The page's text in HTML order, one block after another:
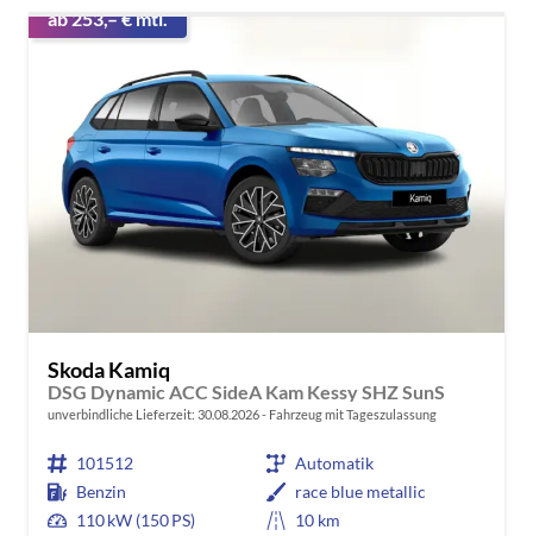
ab 253,– € mtl.
Skoda Kamiq
DSG Dynamic ACC SideA Kam Kessy SHZ SunS
unverbindliche Lieferzeit: 30.08.2026 Fahrzeug mit Tageszulassung
101512
Automatik
Benzin
race blue metallic
110 kW (150 PS)
10 km